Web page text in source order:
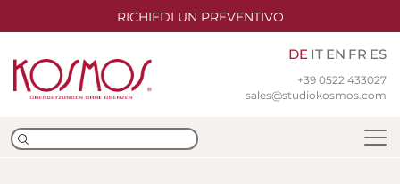
RICHIEDI UN PREVENTIVO
+39 0522 433027
sales@studiokosmos.com
DE IT EN FR ES